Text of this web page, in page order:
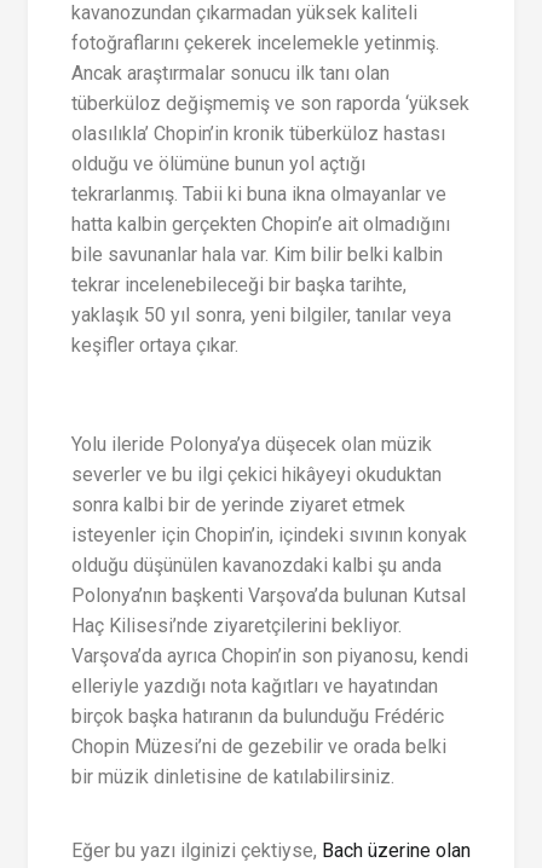
kavanozundan çıkarmadan yüksek kaliteli
fotoğraflarını çekerek incelemekle yetinmiş.
Ancak araştırmalar sonucu ilk tanı olan
tüberküloz değişmemiş ve son raporda ‘yüksek
olasılıkla’ Chopin’in kronik tüberküloz hastası
olduğu ve ölümüne bunun yol açtığı
tekrarlanmış. Tabii ki buna ikna olmayanlar ve
hatta kalbin gerçekten Chopin’e ait olmadığını
bile savunanlar hala var. Kim bilir belki kalbin
tekrar incelenebileceği bir başka tarihte,
yaklaşık 50 yıl sonra, yeni bilgiler, tanılar veya
keşifler ortaya çıkar.
Yolu ileride Polonya’ya düşecek olan müzik
severler ve bu ilgi çekici hikâyeyi okuduktan
sonra kalbi bir de yerinde ziyaret etmek
isteyenler için Chopin’in, içindeki sıvının konyak
olduğu düşünülen kavanozdaki kalbi şu anda
Polonya’nın başkenti Varşova’da bulunan Kutsal
Haç Kilisesi’nde ziyaretçilerini bekliyor.
Varşova’da ayrıca Chopin’in son piyanosu, kendi
elleriyle yazdığı nota kağıtları ve hayatından
birçok başka hatıranın da bulunduğu Frédéric
Chopin Müzesi’ni de gezebilir ve orada belki
bir müzik dinletisine de katılabilirsiniz.
Eğer bu yazı ilginizi çektiyse, Bach üzerine olan